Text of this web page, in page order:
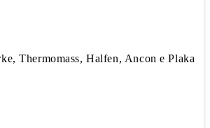
Thermomass, Halfen, Ancon e Plaka